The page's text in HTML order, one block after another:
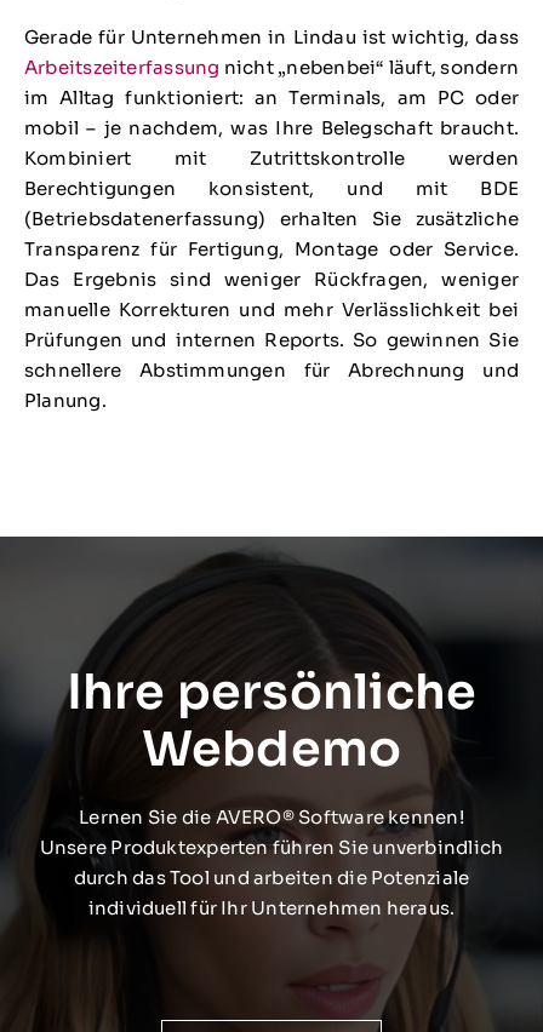
Gerade für Unternehmen in Lindau ist wichtig, dass
Arbeitszeiterfassung nicht „nebenbei“ läuft, sondern
im Alltag funktioniert: an Terminals, am PC oder
mobil – je nachdem, was Ihre Belegschaft braucht.
Kombiniert mit Zutrittskontrolle werden
Berechtigungen konsistent, und mit BDE
(Betriebsdatenerfassung) erhalten Sie zusätzliche
Transparenz für Fertigung, Montage oder Service.
Das Ergebnis sind weniger Rückfragen, weniger
manuelle Korrekturen und mehr Verlässlichkeit bei
Prüfungen und internen Reports. So gewinnen Sie
schnellere Abstimmungen für Abrechnung und
Planung.
Ihre persönliche
Webdemo
Lernen Sie die AVERO® Software kennen!
Unsere Produktexperten führen Sie unverbindlich
durch das Tool und arbeiten die Potenziale
individuell für Ihr Unternehmen heraus.